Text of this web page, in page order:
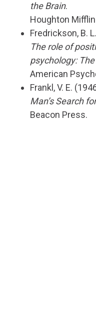
the Brain.
Houghton
Fredrickson, B.
The role of
psychology:
American
Frankl, V. E.
Man’s Search
Beacon Press.